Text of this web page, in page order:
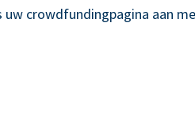
uw crowdfundingpagina aan